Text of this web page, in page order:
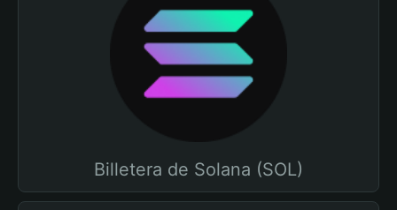
Billetera de Solana (SOL)